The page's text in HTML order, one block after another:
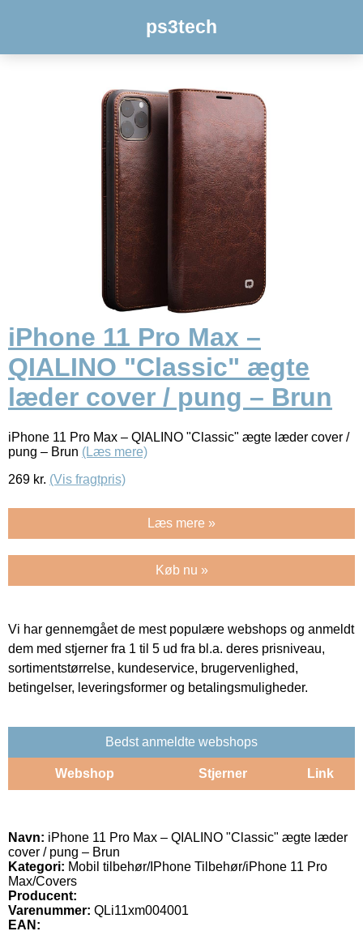
ps3tech
iPhone 11 Pro Max –
QIALINO "Classic" ægte
læder cover / pung – Brun
iPhone 11 Pro Max – QIALINO "Classic" ægte læder cover /
pung – Brun (Læs mere)
269 kr. (Vis fragtpris)
Læs mere »
Køb nu »
Vi har gennemgået de mest populære webshops og anmeldt
dem med stjerner fra 1 til 5 ud fra bl.a. deres prisniveau,
sortimentstørrelse, kundeservice, brugervenlighed,
betingelser, leveringsformer og betalingsmuligheder.
Bedst anmeldte webshops
Webshop Stjerner Link
Navn: iPhone 11 Pro Max – QIALINO "Classic" ægte læder
cover / pung – Brun
Kategori: Mobil tilbehør/IPhone Tilbehør/iPhone 11 Pro
Max/Covers
Producent:
Varenummer: QLi11xm004001
EAN: